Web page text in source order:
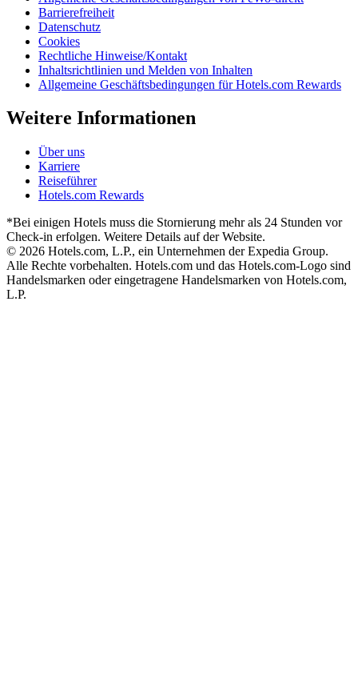
Barrierefreiheit
Datenschutz
Cookies
Rechtliche Hinweise/Kontakt
Inhaltsrichtlinien und Melden von Inhalten
Allgemeine Geschäftsbedingungen für Hotels.com Rewards
Weitere Informationen
Über uns
Karriere
Reiseführer
Hotels.com Rewards
*Bei einigen Hotels muss die Stornierung mehr als 24 Stunden vor
Check-in erfolgen. Weitere Details auf der Website.
© 2026 Hotels.com, L.P., ein Unternehmen der Expedia Group.
Alle Rechte vorbehalten. Hotels.com und das Hotels.com-Logo sind
Handelsmarken oder eingetragene Handelsmarken von Hotels.com,
L.P.